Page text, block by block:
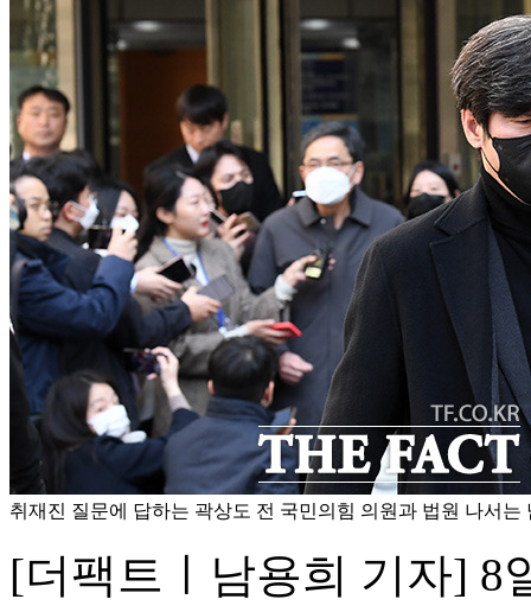
취재진 질문에 답하는 곽상도 전 국민의힘 의원과 법원 나서는
[더팩트ㅣ남용희 기자] 8